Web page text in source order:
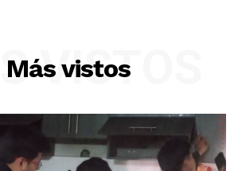
Más vistos
VISTOS